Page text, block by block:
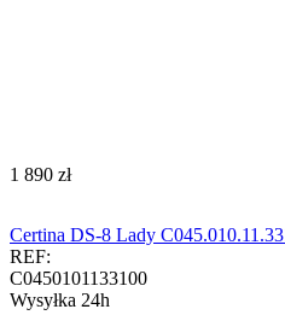
‍1 890‍ zł
Certina DS-8 Lady
REF:
C0450101133100
Wysyłka 24h